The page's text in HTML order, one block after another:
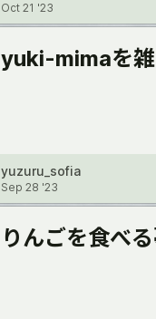
Oct 21 '23
yuki-mimaを
yuzuru_sofia
Sep 28 '23
りんごを食べ